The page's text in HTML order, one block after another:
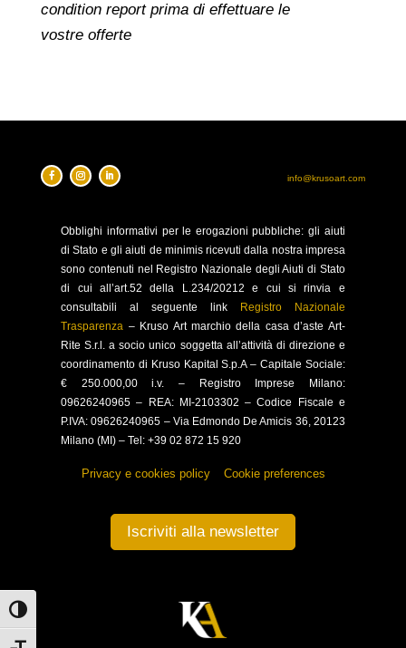
Attiva/disattiva alto contrasto
condition report prima di effettuare le
vostre offerte
info@krusoart.com
Obblighi informativi per le erogazioni pubbliche: gli aiuti
di Stato e gli aiuti de minimis ricevuti dalla nostra impresa
sono contenuti nel Registro Nazionale degli Aiuti di Stato
di cui all’art.52 della L.234/20212 e cui si rinvia e
consultabili al seguente link
Registro Nazionale
Trasparenza – Kruso Art marchio della casa d’aste Art-
Rite S.r.l. a socio unico soggetta all’attività di direzione e
coordinamento di Kruso Kapital S.p.A – Capitale Sociale:
€ 250.000,00 i.v. – Registro Imprese Milano:
09626240965 –
REA: MI-2103302 – Codice Fiscale e
P.IVA: 09626240965 – Via Edmondo De Amicis 36, 20123
Milano (MI) – Tel: +39 02 872 15 920
Privacy e cookies policy– Cookie preferences
Iscriviti alla newsletter